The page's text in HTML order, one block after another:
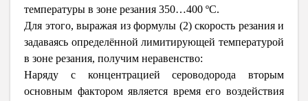
температуры в зоне резания 350…400 ºС.
Для этого, выражая из формулы (2) скорость резания и
задаваясь определённой лимитирующей температурой
в зоне резания, получим неравенство:
Наряду с концентрацией сероводорода вторым
основным фактором является время его воздействия